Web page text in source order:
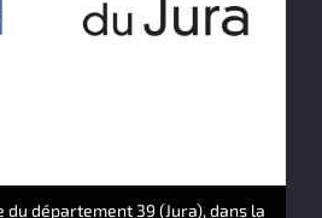
du département 39 (Jura), dans la